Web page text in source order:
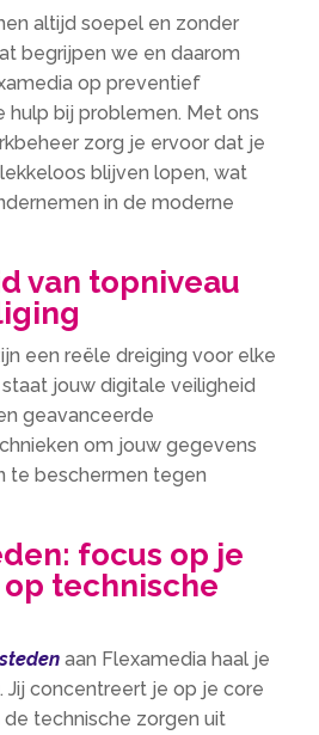
altijd soepel en zonder
begrijpen we en daarom
op preventief
hulp bij problemen.​ Met ons
zorg je ervoor dat je
blijven lopen, wat
in de moderne
van topniveau
een reële dreiging voor elke
jouw digitale veiligheid
geavanceerde
om jouw gegevens
te beschermen tegen
focus op je
technische
aan Flexamedia haal je
Jij concentreert je op je core
de technische zorgen uit